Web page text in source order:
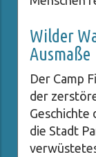
Wilder
Ausmaße
Der Camp
der
Geschichte
die Stadt